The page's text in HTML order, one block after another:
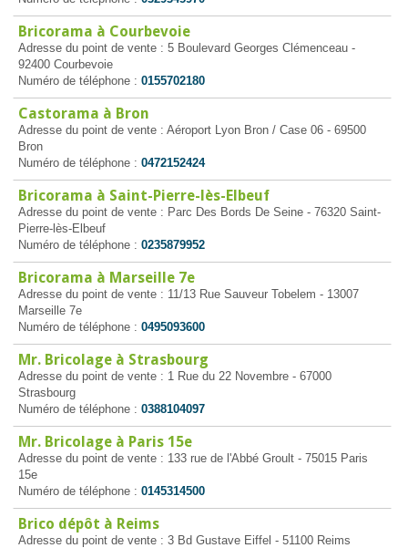
Bricorama à Courbevoie
Adresse du point de vente : 5 Boulevard Georges Clémenceau -
92400 Courbevoie
Numéro de téléphone : 0155702180
Castorama à Bron
Adresse du point de vente : Aéroport Lyon Bron / Case 06 - 69500
Bron
Numéro de téléphone : 0472152424
Bricorama à Saint-Pierre-lès-Elbeuf
Adresse du point de vente : Parc Des Bords De Seine - 76320 Saint-
Pierre-lès-Elbeuf
Numéro de téléphone : 0235879952
Bricorama à Marseille 7e
Adresse du point de vente : 11/13 Rue Sauveur Tobelem - 13007
Marseille 7e
Numéro de téléphone : 0495093600
Mr. Bricolage à Strasbourg
Adresse du point de vente : 1 Rue du 22 Novembre - 67000
Strasbourg
Numéro de téléphone : 0388104097
Mr. Bricolage à Paris 15e
Adresse du point de vente : 133 rue de l'Abbé Groult - 75015 Paris
15e
Numéro de téléphone : 0145314500
Brico dépôt à Reims
Adresse du point de vente : 3 Bd Gustave Eiffel - 51100 Reims